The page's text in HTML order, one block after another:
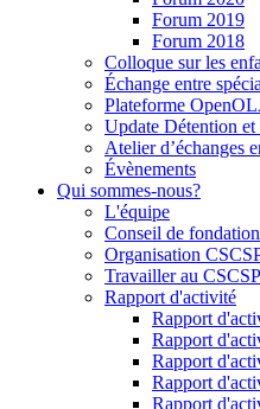
Forum 2019
Forum 2018
Colloque sur les
Échange entre
Plateforme
Update Détention et
Atelier d’échanges
Évènements
Qui sommes-nous?
L'équipe
Conseil de fondation
Organisation
Travailler au CSCSP
Rapport d'activité
Rapport
Rapport
Rapport
Rapport
Rapport